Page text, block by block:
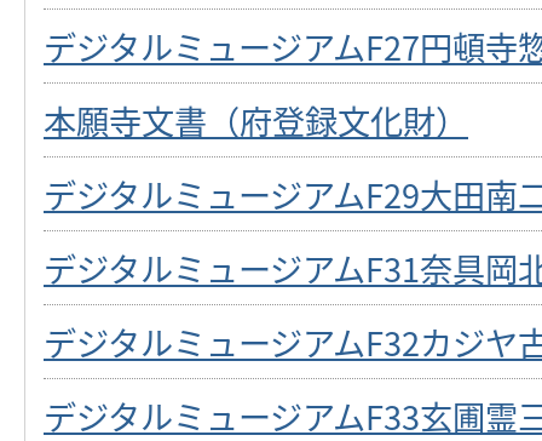
デジタルミュージアムF27円頓寺
本願寺文書（府登録文化財）
デジタルミュージアムF29大田南
デジタルミュージアムF31奈具岡
デジタルミュージアムF32カジヤ
デジタルミュージアムF33玄圃霊